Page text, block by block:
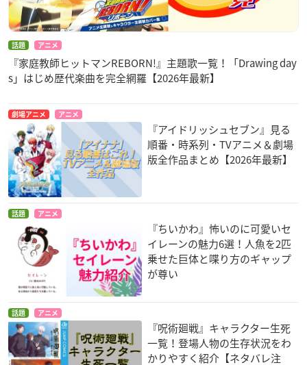
話題 アニメ
『家庭教師ヒットマンREBORN!』主題歌一覧！「Drawing day
s」はじめ歴代楽曲を完全網羅【2026年最新】
劇場アニメ アニメ
『アイドリッシュセブン』見る
順番・時系列・TVアニメ＆劇場
版全作品まとめ【2026年最新】
話題 アニメ
『ちいかわ』怖いのに可愛いセ
イレーンの魅力6選！人魚を2匹
乗せた巨体と喋り方のギャップ
が尊い
話題 アニメ
『呪術廻戦』キャラクター生死
一覧！登場人物の生存状況をわ
かりやすく紹介【ネタバレ注